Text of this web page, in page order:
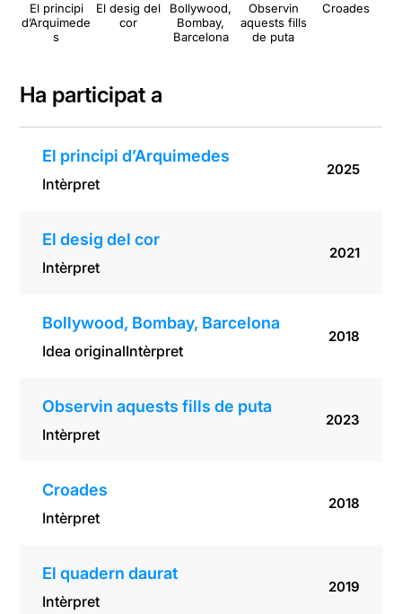
El principi
d’Arquimede
s
El desig del
cor
Bollywood,
Bombay,
Barcelona
Observin
aquests fills
de puta
Croades
Ha participat a
El principi d’Arquimedes
Intèrpret
2025
El desig del cor
Intèrpret
2021
Bollywood, Bombay, Barcelona
Idea originalIntèrpret
2018
Observin aquests fills de puta
Intèrpret
2023
Croades
Intèrpret
2018
El quadern daurat
Intèrpret
2019